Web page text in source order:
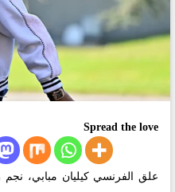
Spread the love
علق الفرنسي كيليان مبابي، نجم